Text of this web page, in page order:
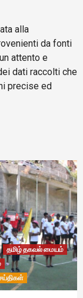
alla
da fonti
attento e
dati raccolti che
precise ed
தமிழ் தகவல் மையம்